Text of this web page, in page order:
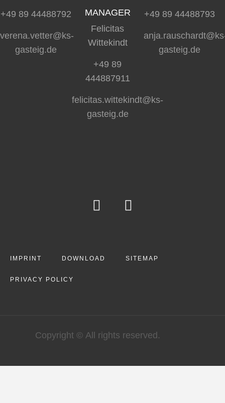
+49 89 44488792
verena.vetter@ks-
gasteig.de
MANAGER
Felicitas
Wittekindt
+49 89
444887911
felicitas.wittekindt@ks-
gasteig.de
+49 89 44488793
gasteig.de
IMPRINT DOWNLOAD SITEMAP
PRIVACY POLICY
Copyright © All rights reserved.